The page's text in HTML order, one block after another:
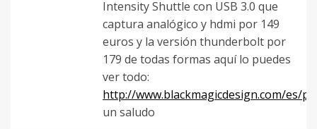
Intensity Shuttle con USB 3.0 que
captura analógico y hdmi por 149
euros y la versión thunderbolt por
179 de todas formas aquí lo puedes
ver todo:
http://www.blackmagicdesign.com/es/
un saludo